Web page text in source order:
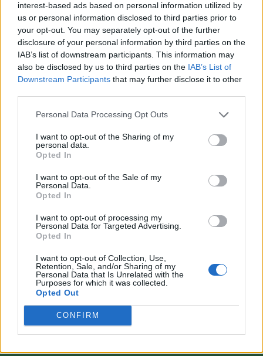
interest-based ads based on personal information utilized by
us or personal information disclosed to third parties prior to
your opt-out. You may separately opt-out of the further
disclosure of your personal information by third parties on the
IAB’s list of downstream participants. This information may
also be disclosed by us to third parties on the IAB’s List of
Downstream Participants that may further disclose it to other
Personal Data Processing Opt Outs
I want to opt-out of the Sharing of my
personal data.
Opted In
I want to opt-out of the Sale of my
Personal Data.
Opted In
I want to opt-out of processing my
Personal Data for Targeted Advertising.
Opted In
I want to opt-out of Collection, Use,
Retention, Sale, and/or Sharing of my
Personal Data that Is Unrelated with the
Purposes for which it was collected.
Opted Out
CONFIRM
Il materiale (testo, foto e video) consultabile in questo portale è di nostra proprietà.
Alcune foto (screenshot) ed articoli presenti su "Calciomercato Magazine" sono in parte
comunicati stampa con immagini e testi allegati ed autorizzati alla pubblicazione, e
quindi valutati di pubblico dominio. Se i soggetti o gli autori avessero qualcosa in
contrario alla pubblicazione, non avranno che da segnalarlo alla redazione (indirizzo
redazione@napolimagazine.com), che provvederà prontamente alla rimozione.
"Calciomercato Magazine" non è una testata giornalistica, ma un sito di informazione di